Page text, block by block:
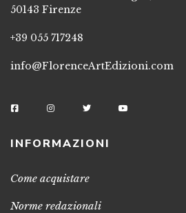
50143 Firenze
+39 055 717248
info@FlorenceArtEdizioni.com
INFORMAZIONI
Come acquistare
Norme redazionali